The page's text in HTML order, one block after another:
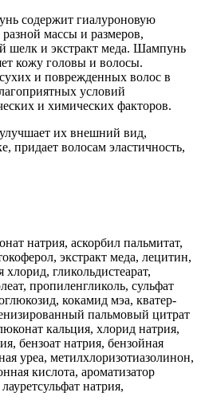
содержит гиалуроновую
массы и размеров,
шелк и экстракт меда. Шампунь
кожу головы и волосы.
и поврежденных волос в
условий
и химических факторов.
их внешний вид,
придает волосам эластичность,
натрия, аскорбил пальмитат,
экстракт меда, лецитин,
гликольдистеарат,
пропиленгликоль, сульфат
кокамид мэа, кватер-
пальмовый цитрат
кальция, хлорид натрия,
бензоат натрия, бензойная
уреа, метилхлоризотиазолинон,
кислота, ароматизатор
натрия,